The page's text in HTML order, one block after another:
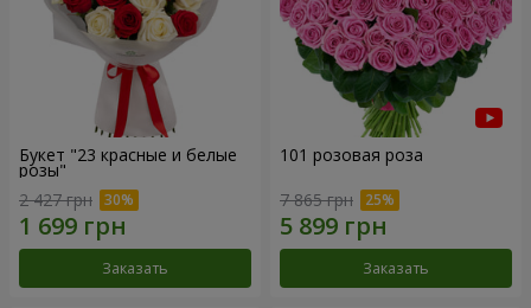
Букет "23 красные и белые
розы"
2 427 грн
Заказать
101 розовая роза
7 865 грн
Заказать